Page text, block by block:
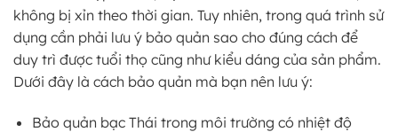
không bị xỉn theo thời gian. Tuy nhiên, trong quá trình sử
dụng cần phải lưu ý bảo quản sao cho đúng cách để
duy trì được tuổi thọ cũng như kiểu dáng của sản phẩm.
Dưới đây là cách bảo quản mà bạn nên lưu ý:
Bảo quản bạc Thái trong môi trường có nhiệt độ